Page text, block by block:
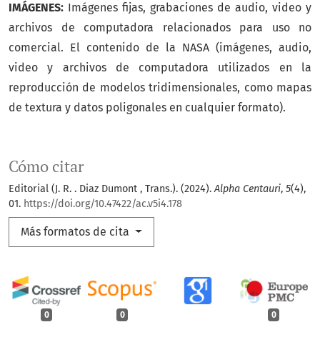
Cómo citar
Editorial (J. R. . Diaz Dumont , Trans.). (2024).Alpha Centauri, 5(4),
01. https://doi.org/10.47422/ac.v5i4.178
Más formatos de cita
0 0 0
IMÁGENES: Imágenes fijas, grabaciones de audio, video y
archivos de computadora relacionados para uso no
comercial. El contenido de la NASA (imágenes, audio,
video y archivos de computadora utilizados en la
reproducción de modelos tridimensionales, como mapas
de textura y datos poligonales en cualquier formato).